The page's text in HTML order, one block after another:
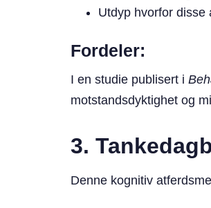
Utdyp hvorfor disse
Fordeler:
I en studie publisert i
motstandsdyktighet og
3.
Denne kognitiv